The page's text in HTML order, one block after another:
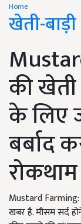
Home
खेती-बाड़ी
की
के लिए
बर्बाद
Mustard
खबर है. मौसम सर्द